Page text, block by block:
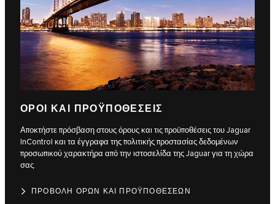
ΟΡΟΙ ΚΑΙ ΠΡΟΫΠΟΘΕΣΕΙΣ
Αποκτήστε πρόσβαση στους όρους και τις προϋποθέσεις του Jaguar
InControl και τα έγγραφα της πολιτικής προστασίας δεδομένων
προσωπικού χαρακτήρα από την ιστοσελίδα της Jaguar για τη χώρα
σας.
ΠΡΟΒΟΛΗ ΟΡΩΝ ΚΑΙ ΠΡΟΫΠΟΘΕΣΕΩΝ